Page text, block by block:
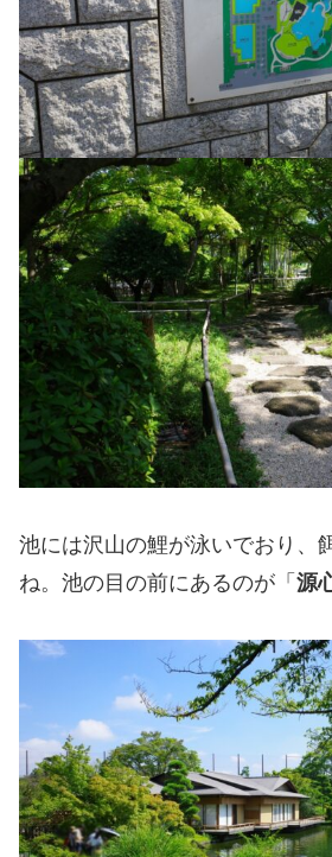
池には沢山の鯉が泳いでおり、
ね。池の目の前にあるのが「 源